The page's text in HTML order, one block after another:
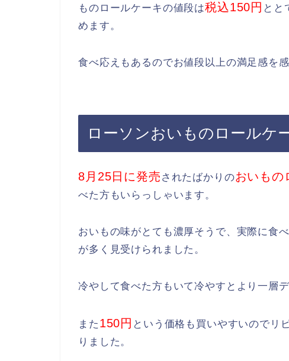
ものロールケーキの値段は税込150円 とと
めます。
食べ応えもあるのでお値段以上の満足感を
ローソンおいものロールケ
8月25日に発売 されたばかりのおいもの
べた方もいらっしゃいます。
おいもの味がとても濃厚そうで、実際に食
が多く見受けられました。
冷やして食べた方もいて冷やすとより一層
また 150円 という価格も買いやすいのでリ
りました。